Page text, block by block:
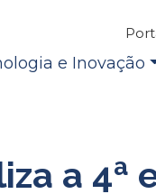
e Inovação
a 4ª